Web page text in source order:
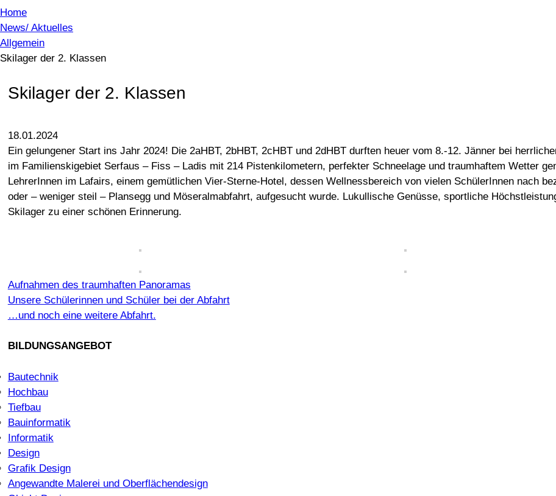
Home
News/ Aktuelles
Allgemein
Skilager der 2. Klassen
Skilager der 2. Klassen
18.01.2024
Ein gelungener Start ins Jahr 2024! Die 2aHBT, 2bHBT, 2cHBT und 2dHBT durften heuer vom 8.-12. Jänner bei
im Familienskigebiet Serfaus – Fiss – Ladis mit 214 Pistenkilometern, perfekter Schneelage und traumhaftem Wetter
LehrerInnen im Lafairs, einem gemütlichen Vier-Sterne-Hotel, dessen Wellnessbereich von vielen SchülerInnen nach
oder – weniger steil – Plansegg und Möseralmabfahrt, aufgesucht wurde. Lukullische Genüsse, sportliche
Skilager zu einer schönen Erinnerung.
Aufnahmen des traumhaften Panoramas
Unsere Schülerinnen und Schüler bei der Abfahrt
…und noch eine weitere Abfahrt.
BILDUNGSANGEBOT
Bautechnik
Hochbau
Tiefbau
Bauinformatik
Informatik
Design
Grafik Design
Angewandte Malerei und Oberflächendesign